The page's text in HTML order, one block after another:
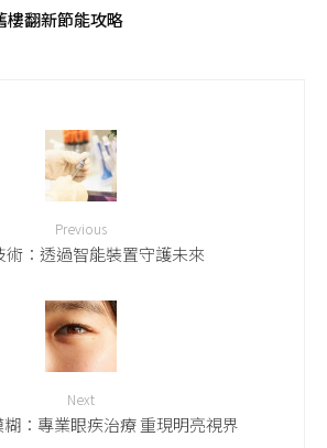
樓翻新節能攻略
Previous
術：透過智能裝置守護未來
Next
：專業眼疾治療 重現明亮視界